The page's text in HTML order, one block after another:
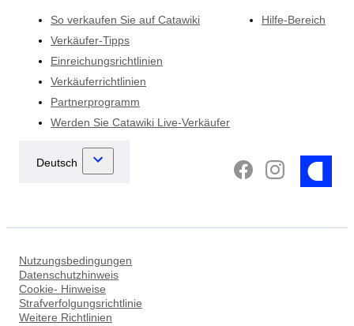
So verkaufen Sie auf Catawiki
Verkäufer-Tipps
Einreichungsrichtlinien
Verkäuferrichtlinien
Partnerprogramm
Werden Sie Catawiki Live-Verkäufer
Hilfe-Bereich
Nutzungsbedingungen
Datenschutzhinweis
Cookie- Hinweise
Strafverfolgungsrichtlinie
Weitere Richtlinien